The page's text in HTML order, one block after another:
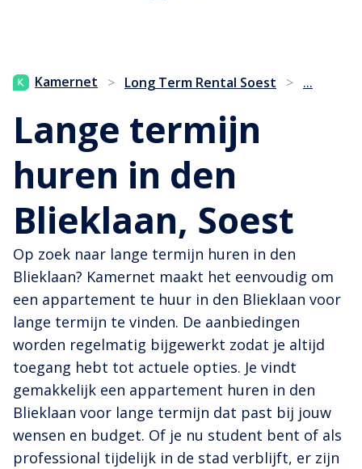
Kamernet > Long Term Rental Soest > ...
Lange termijn
huren in den
Blieklaan, Soest
Op zoek naar lange termijn huren in den
Blieklaan? Kamernet maakt het eenvoudig om
een appartement te huur in den Blieklaan voor
lange termijn te vinden. De aanbiedingen
worden regelmatig bijgewerkt zodat je altijd
toegang hebt tot actuele opties. Je vindt
gemakkelijk een appartement huren in den
Blieklaan voor lange termijn dat past bij jouw
wensen en budget. Of je nu student bent of als
professional tijdelijk in de stad verblijft, er zijn